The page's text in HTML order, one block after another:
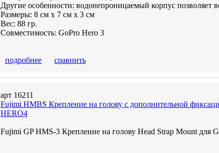
Другие особенности: водонепроницаемый корпус позволяет
Размеры: 8 см х 7 см х 3 см
Вес: 88 гр.
Совместимость: GoPro Hero 3
подробнее сравнить
арт 16211
Fujimi HMBS Крепление на голову с дополнительной
HERO4
Fujimi GP HMS-3 Крепление на голову Head Strap Mount для